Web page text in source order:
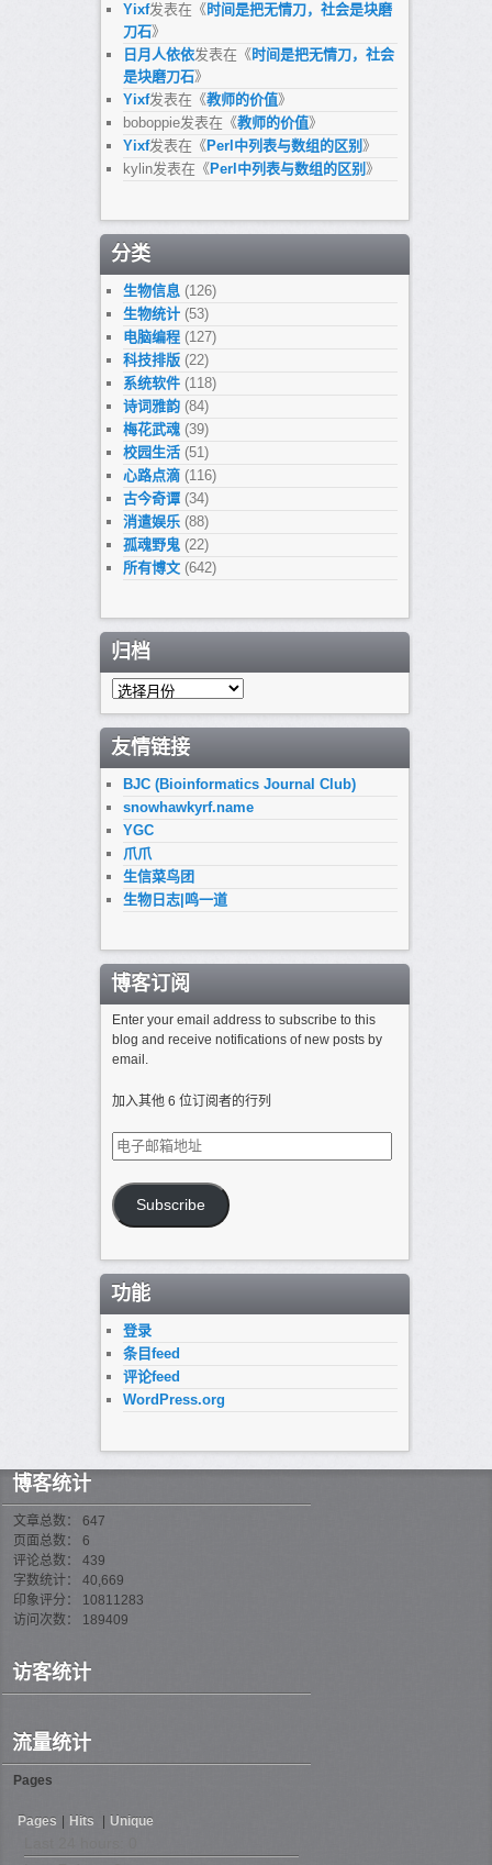
Yixf发表在《 时间是把无情刀，社会是块磨
刀石》
日月人依依发表在《 时间是把无情刀，社会
是块磨刀石》
Yixf发表在《教师的价值》
boboppie发表在《教师的价值》
Yixf发表在《 Perl中列表与数组的区别 》
kylin发表在《 Perl中列表与数组的区别 》
分类
生物信息 (126)
生物统计(53)
电脑编程(127)
科技排版(22)
系统软件(118)
诗词雅韵(84)
梅花武魂(39)
校园生活(51)
心路点滴(116)
古今奇谭(34)
消遣娱乐(88)
孤魂野鬼 (22)
所有博文(642)
归档
归
友情链接
BJC (Bioinformatics Journal Club)
snowhawkyrf.name
YGC
爪爪
生信菜鸟团
生物日志|鸣一道
博客订阅
Enter your email address to subscribe to this
blog and receive notifications of new posts by
email.
加入其他 6 位订阅者的行列
电
子
箱
地
Subscribe
功能
登录
条目feed
评论feed
WordPress.org
博客统计
文章总数： 647
页面总数： 6
评论总数： 439
字数统计： 40,669
印象评分： 10811283
访问次数： 189409
访客统计
流量统计
Pages
Pages Hits Unique